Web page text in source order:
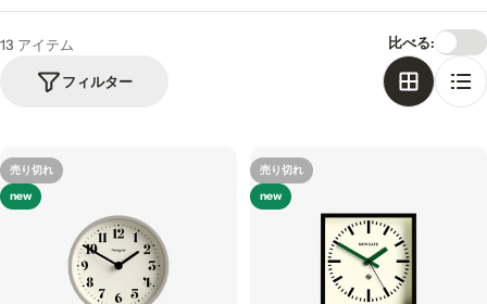
13 アイテム
フィルター
比べる:
売り切れ
new
売り切れ
new